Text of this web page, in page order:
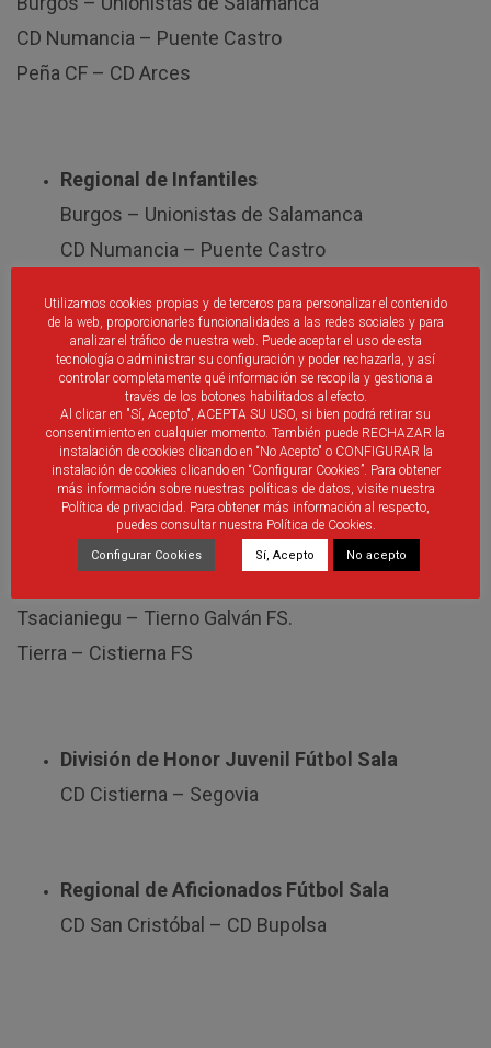
CD Numancia – Puente Castro
Peña CF – CD Arces
Regional de Infantiles
Burgos – Unionistas de Salamanca
CD Numancia – Puente Castro
Burgos Promesas – Parquesol
Liga Gonalpi.Jornada 16
CD Femenino Ponferradina – CD Nuestra Señora de
Belén
Tercera División Fútbol Sala.Jornada 14
Tsacianiegu – Tierno Galván FS.
Tierra – Cistierna FS
División de Honor Juvenil Fútbol Sala
CD Cistierna – Segovia
Regional de Aficionados Fútbol Sala
CD San Cristóbal – CD Bupolsa
Utilizamos cookies propias y de terceros para personalizar el contenido
de la web, proporcionarles funcionalidades a las redes sociales y para
analizar el tráfico de nuestra web. Puede aceptar el uso de esta
tecnología o administrar su configuración y poder rechazarla, y así
controlar completamente qué información se recopila y gestiona a
través de los botones habilitados al efecto.
Al clicar en "Sí, Acepto", ACEPTA SU USO, si bien podrá retirar su
consentimiento en cualquier momento. También puede RECHAZAR la
instalación de cookies clicando en “No Acepto" o CONFIGURAR la
instalación de cookies clicando en “Configurar Cookies”. Para obtener
más información sobre nuestras políticas de datos, visite nuestra
Política de privacidad. Para obtener más información al respecto,
puedes consultar nuestra Política de Cookies.
Configurar Cookies Sí, Acepto No acepto